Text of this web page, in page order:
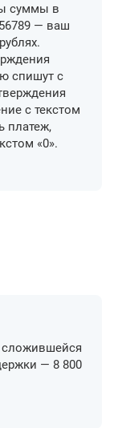
суммы в
— ваш
спишут с
с текстом
платеж,
«0».
сложившейся
— 8 800